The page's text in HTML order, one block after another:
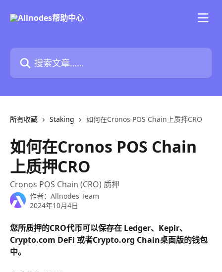
搜索文章……
所有收藏 Staking 如何在Cronos POS Chain上质押CRO
如何在Cronos POS Chain
上质押CRO
Cronos POS Chain (CRO) 质押
作者： Allnodes Team
2024年10月4日
您所质押的CRO代币可以保存在 Ledger、Keplr、
Crypto.com DeFi 或者Crypto.org Chain桌面版的钱包
中。